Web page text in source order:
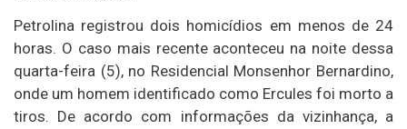
Petrolina registrou dois homicídios em menos de 24
horas. O caso mais recente aconteceu na noite dessa
quarta-feira (5), no Residencial Monsenhor Bernardino,
onde um homem identificado como Ercules foi morto a
tiros. De acordo com informações da vizinhança, a